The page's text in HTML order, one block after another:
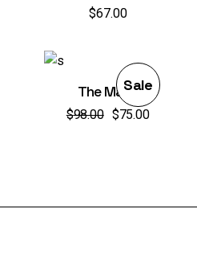
$67.00
Sale
The Mask
$98.00 Ursprünglicher
$75.00
Aktueller